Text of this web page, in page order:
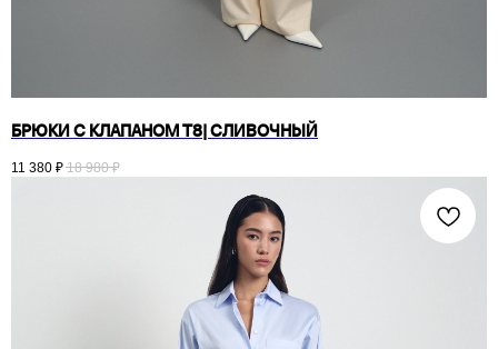
БРЮКИ С КЛАПАНОМ T8| СЛИВОЧНЫЙ
11 380 ₽ 18 980 ₽